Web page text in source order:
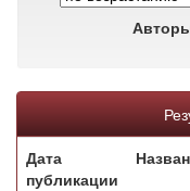
Дата
публикации